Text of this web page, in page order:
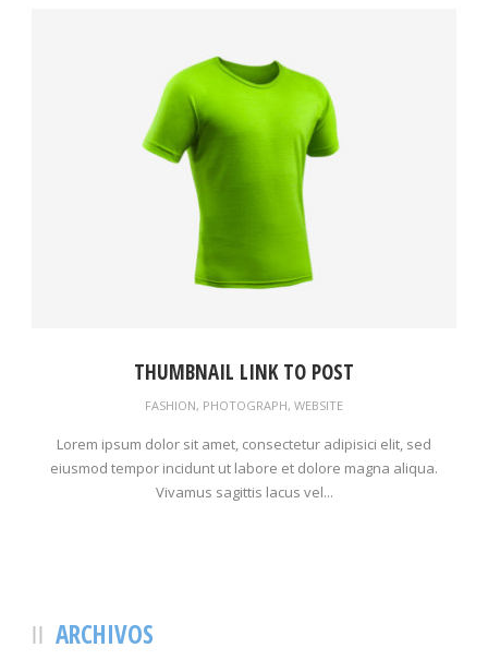
THUMBNAIL LINK TO POST
FASHION, PHOTOGRAPH, WEBSITE
Lorem ipsum dolor sit amet, consectetur adipisici elit, sed
eiusmod tempor incidunt ut labore et dolore magna aliqua.
Vivamus sagittis lacus vel...
ARCHIVOS